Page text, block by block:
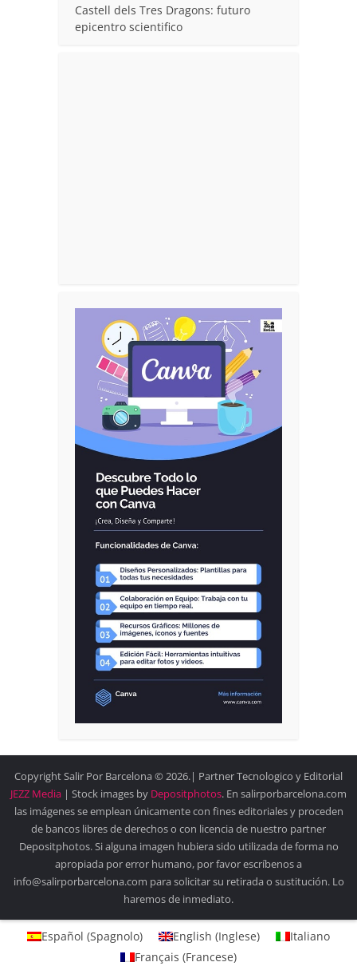
Castell dels Tres Dragons: futuro
epicentro scientifico
Copyright Salir Por Barcelona © 2026.| Partner Tecnologico y Editorial
JEZZ Media | Stock images by Depositphotos. En salirporbarcelona.com
las imágenes se emplean únicamente con fines editoriales y proceden
de bancos libres de derechos o con licencia de nuestro partner
Depositphotos. Si alguna imagen hubiera sido utilizada de forma no
apropiada por error humano, por favor escríbenos a
info@salirporbarcelona.com para solicitar su retirada o sustitución. Lo
haremos de inmediato.
Español (Spagnolo) English (Inglese)
Italiano
Français (Francese)